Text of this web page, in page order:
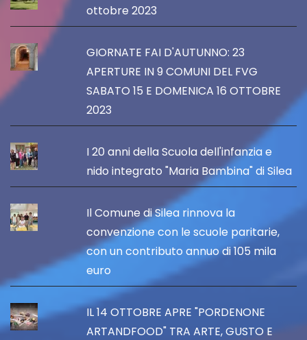
ottobre 2023
GIORNATE FAI D'AUTUNNO: 23
APERTURE IN 9 COMUNI DEL FVG
SABATO 15 E DOMENICA 16 OTTOBRE
2023
I 20 anni della Scuola dell'infanzia e
nido integrato "Maria Bambina" di Silea
Il Comune di Silea rinnova la
convenzione con le scuole paritarie,
con un contributo annuo di 105 mila
euro
IL 14 OTTOBRE APRE "PORDENONE
ARTANDFOOD" TRA ARTE, GUSTO E